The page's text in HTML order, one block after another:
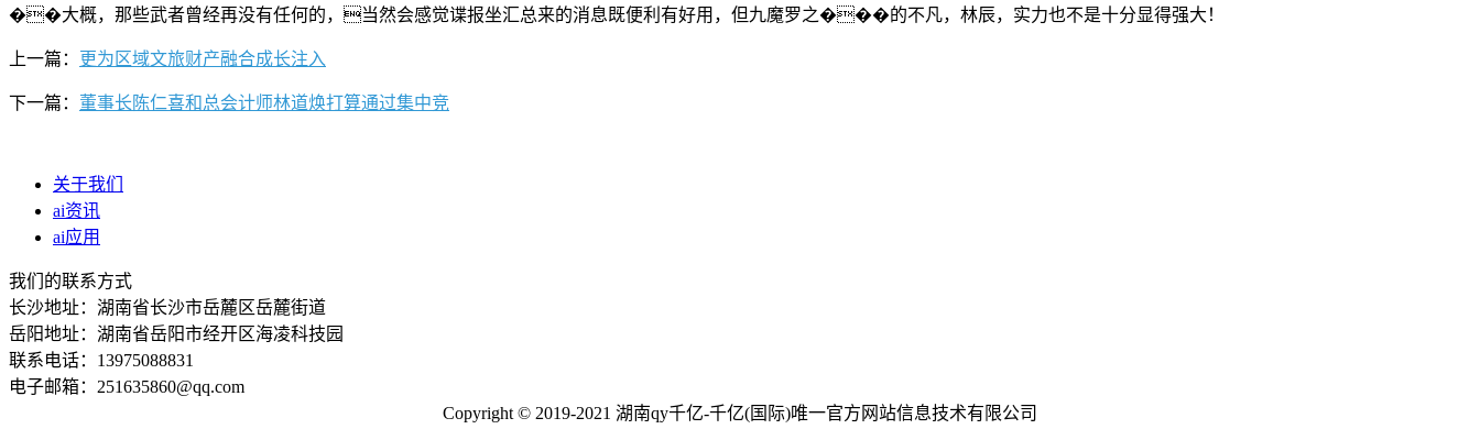
��大概，那些武者曾经再没有任何的，当然会感觉谍报坐汇总来的消息既便利有好用，但九魔罗之���的不凡，林辰，实力也不是十分显得强大！
上一篇： 更为区域文旅财产融合成长注入
下一篇： 董事长陈仁喜和总会计师林道焕打算通过集中竞
关于我们
ai资讯
ai应用
我们的联系方式
长沙地址：湖南省长沙市岳麓区岳麓街道
岳阳地址：湖南省岳阳市经开区海凌科技园
联系电话：13975088831
电子邮箱：251635860@qq.com
Copyright © 2019-2021 湖南qy千亿-千亿(国际)唯一官方网站信息技术有限公司